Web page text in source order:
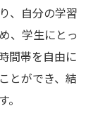
、自分の学習
、学生にとっ
間帯を自由に
とができ、結